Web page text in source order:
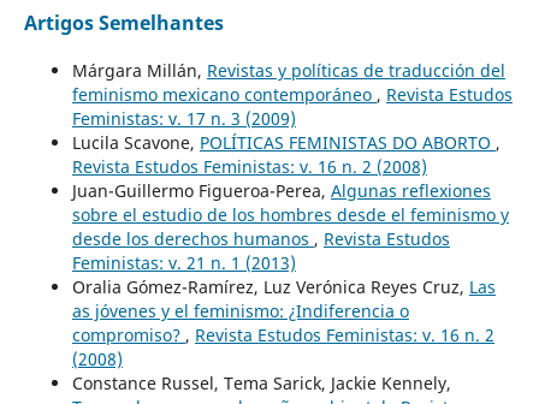
Artigos Semelhantes
Márgara Millán, Revistas y políticas de traducción del
feminismo mexicano contemporáneo , Revista Estudos
Feministas: v. 17 n. 3 (2009)
Lucila Scavone, POLÍTICAS FEMINISTAS DO ABORTO ,
Revista Estudos Feministas: v. 16 n. 2 (2008)
Juan-Guillermo Figueroa-Perea, Algunas reflexiones
sobre el estudio de los hombres desde el feminismo y
desde los derechos humanos , Revista Estudos
Feministas: v. 21 n. 1 (2013)
Oralia Gómez-Ramírez, Luz Verónica Reyes Cruz, Las
as jóvenes y el feminismo: ¿Indiferencia o
compromiso? , Revista Estudos Feministas: v. 16 n. 2
(2008)
Constance Russel, Tema Sarick, Jackie Kennely,